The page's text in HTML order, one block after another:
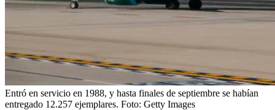
Entró en servicio en 1988, y hasta finales de septiembre se habían
entregado 12.257 ejemplares. Foto: Getty Images